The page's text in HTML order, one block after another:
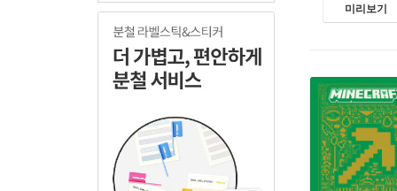
미리보기